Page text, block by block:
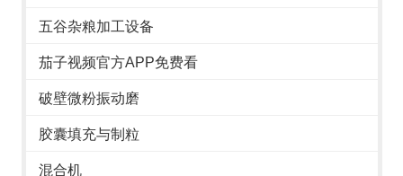
五谷杂粮加工设备
茄子视频官方APP免费看
破壁微粉振动磨
胶囊填充与制粒
混合机